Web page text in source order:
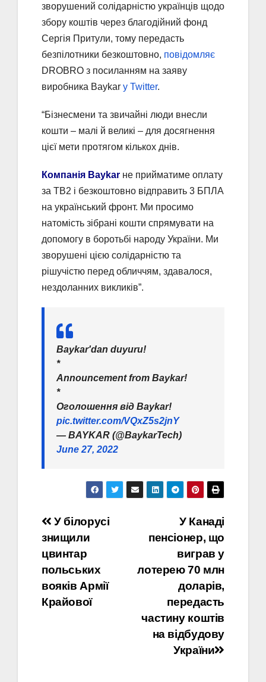
зворушений солідарністю українців щодо
збору коштів через благодійний фонд
Сергія Притули, тому передасть
безпілотники безкоштовно, повідомляє
DROBRO з посиланням на заяву
виробника Baykar у Twitter.
“Бізнесмени та звичайні люди внесли
кошти – малі й великі – для досягнення
цієї мети протягом кількох днів.
Компанія Baykar не прийматиме оплату
за TB2 і безкоштовно відправить 3 БПЛА
на український фронт. Ми просимо
натомість зібрані кошти спрямувати на
допомогу в боротьбі народу України. Ми
зворушені цією солідарністю та
рішучістю перед обличчям, здавалося,
нездоланних викликів”.
Baykar'dan duyuru!
*
Announcement from Baykar!
*
Оголошення від Baykar!
pic.twitter.com/VQxZ5s2jnY
— BAYKAR (@BaykarTech)
June 27, 2022
Навігація
записів
У Канаді
пенсіонер, що
виграв у
лотерею 70 млн
доларів,
передасть
частину коштів
на відбудову
України
У білорусі
знищили
цвинтар
польських
вояків Армії
Крайової